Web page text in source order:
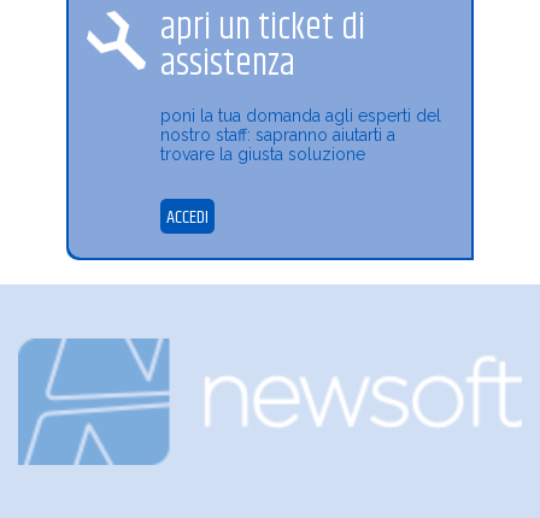
apri un ticket di
assistenza
poni la tua domanda agli esperti del
nostro staff: sapranno aiutarti a
trovare la giusta soluzione
ACCEDI